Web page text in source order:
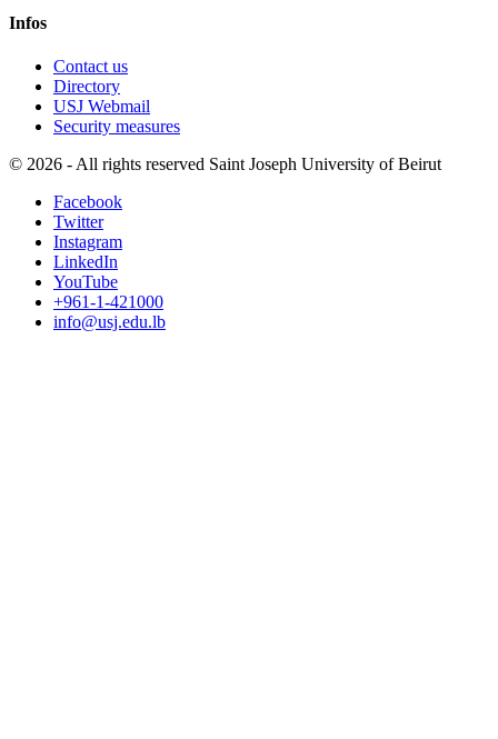
Infos
Contact us
Directory
USJ Webmail
Security measures
© 2026 - All rights reserved Saint Joseph University of Beirut
Facebook
Twitter
Instagram
LinkedIn
YouTube
+961-1-421000
info@usj.edu.lb